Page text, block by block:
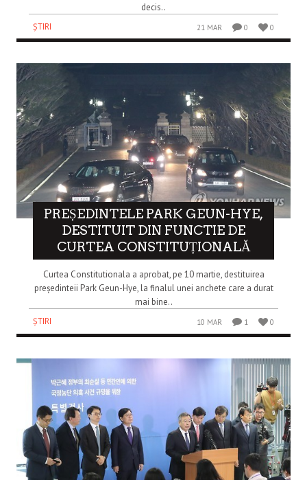
decis..
ȘTIRI
21 MAR 0 0
PREȘEDINTELE PARK GEUN-HYE,
DESTITUIT DIN FUNCTIE DE
CURTEA CONSTITUȚIONALĂ
Curtea Constitutionala a aprobat, pe 10 martie, destituirea
președinteii Park Geun-Hye, la finalul unei anchete care a durat
mai bine..
ȘTIRI
10 MAR 1 0